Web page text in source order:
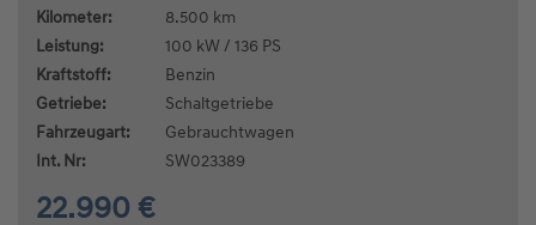
Kilometer:
8.500 km
Leistung:
100 kW / 136 PS
Kraftstoff:
Benzin
Getriebe:
Schaltgetriebe
Fahrzeugart:
Gebrauchtwagen
Int. Nr:
SW023389
22.990 €